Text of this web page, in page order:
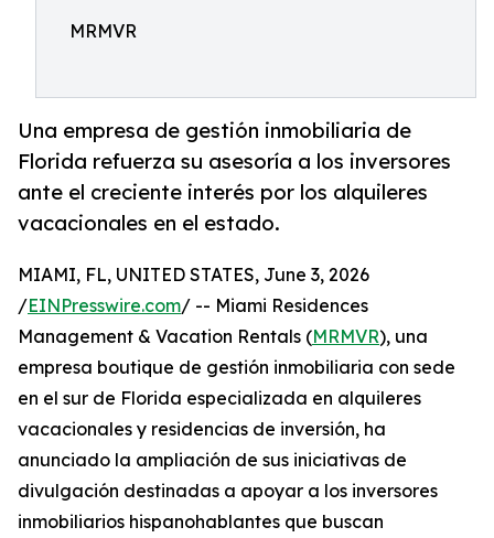
MRMVR
Una empresa de gestión inmobiliaria de
Florida refuerza su asesoría a los inversores
ante el creciente interés por los alquileres
vacacionales en el estado.
MIAMI, FL, UNITED STATES, June 3, 2026
/EINPresswire.com/ -- Miami Residences
Management & Vacation Rentals (MRMVR), una
empresa boutique de gestión inmobiliaria con sede
en el sur de Florida especializada en alquileres
vacacionales y residencias de inversión, ha
anunciado la ampliación de sus iniciativas de
divulgación destinadas a apoyar a los inversores
inmobiliarios hispanohablantes que buscan